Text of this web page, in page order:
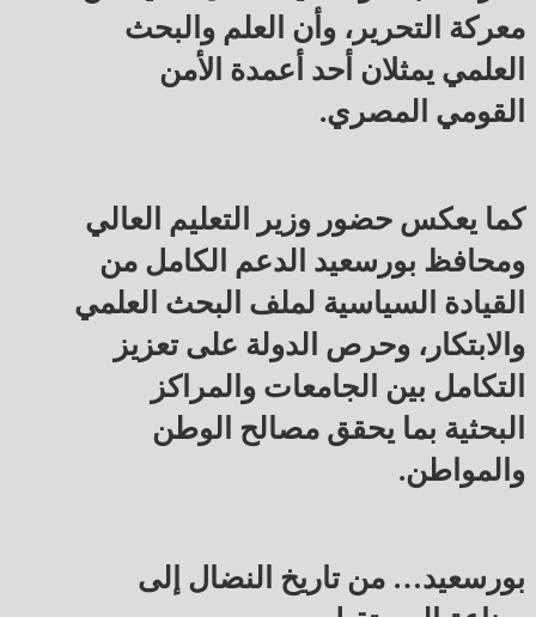
معركة التحرير، وأن العلم والبحث
العلمي يمثلان أحد أعمدة الأمن
القومي المصري.
كما يعكس حضور وزير التعليم العالي
ومحافظ بورسعيد الدعم الكامل من
القيادة السياسية لملف البحث العلمي
والابتكار، وحرص الدولة على تعزيز
التكامل بين الجامعات والمراكز
البحثية بما يحقق مصالح الوطن
والمواطن.
بورسعيد… من تاريخ النضال إلى